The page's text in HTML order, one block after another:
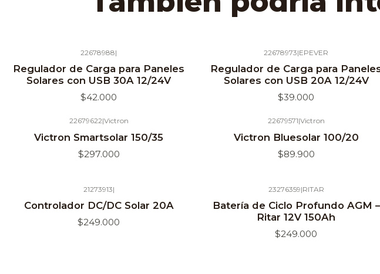
22678988|
Regulador de Carga para Paneles
Solares con USB 30A 12/24V
$42.000
22678973|EPEVER
Regulador de Carga para
Solares con USB 20A 12/24V
$39.000
22679622|Victron
Victron Smartsolar 150/35
$297.000
22679571|Victron
Victron Bluesolar 100/20
$89.900
21273913|
Controlador DC/DC Solar 20A
$249.000
23276359|RITAR
Batería de Ciclo Profundo AGM –
Ritar 12V 150Ah
$249.000